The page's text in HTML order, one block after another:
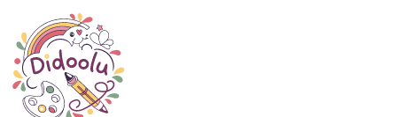
Paska
TOP Sokajy
Ho an’ny Zazalahy
Ho an’ny Zazavavy
Paska
TOP Sokajy
Ho an’ny Zazalahy
Ho an’ny Zazavavy